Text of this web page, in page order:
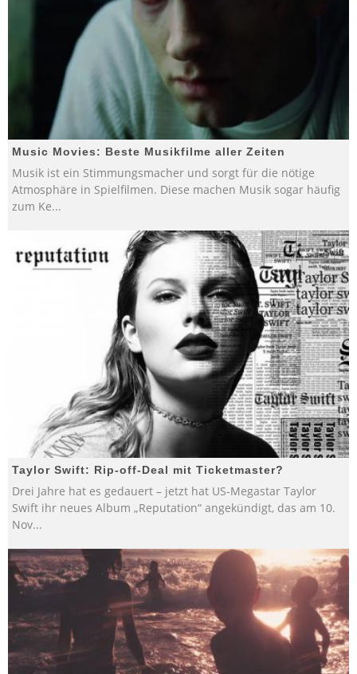
Music Movies: Beste Musikfilme aller Zeiten
Musik ist ein Stimmungsmacher und sorgt für die nötige
Atmosphäre in Spielfilmen. Diese machen Musik sogar häufig
zum Ke...
Taylor Swift: Rip-off-Deal mit Ticketmaster?
Drei Jahre hat es gedauert – jetzt hat US-Megastar Taylor
Swift ihr neues Album „Reputation“ angekündigt, das am 10.
Nov...